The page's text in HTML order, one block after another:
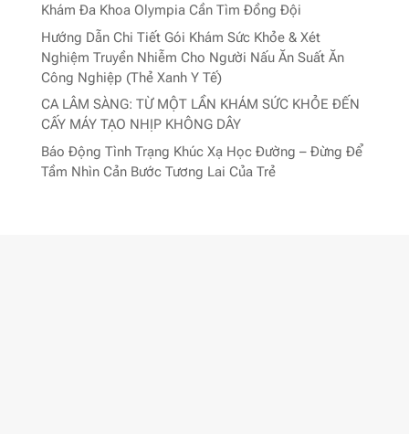
Khám Đa Khoa Olympia Cần Tìm Đồng Đội
Hướng Dẫn Chi Tiết Gói Khám Sức Khỏe & Xét
Nghiệm Truyền Nhiễm Cho Người Nấu Ăn Suất Ăn
Công Nghiệp (Thẻ Xanh Y Tế)
CA LÂM SÀNG: TỪ MỘT LẦN KHÁM SỨC KHỎE ĐẾN
CẤY MÁY TẠO NHỊP KHÔNG DÂY
Báo Động Tình Trạng Khúc Xạ Học Đường – Đừng Để
Tầm Nhìn Cản Bước Tương Lai Của Trẻ